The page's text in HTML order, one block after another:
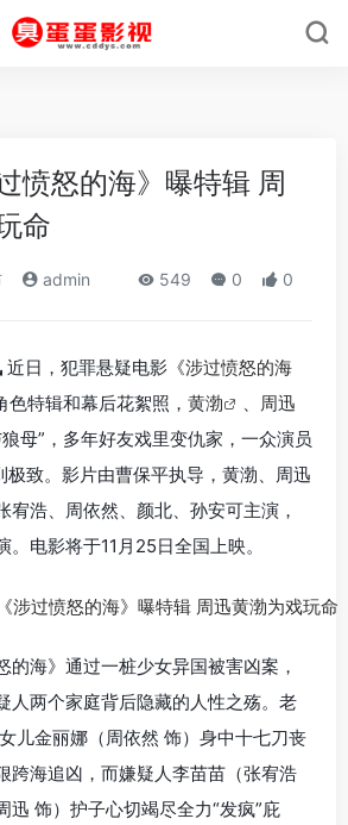
愤怒的海》曝特辑 周
命
admin 549 0 0
近日，犯罪悬疑电影《涉过愤怒的海
色特辑和幕后花絮照， 黄渤 、 周迅
母”，多年好友戏里变仇家，一众演员
极致。影片由曹保平执导，黄渤、周迅
宥浩、周依然、颜北、孙安可主演，
。电影将于11月25日全国上映。
的海》通过一桩少女异国被害凶案，
人两个家庭背后隐藏的人性之殇。老
儿金丽娜（周依然 饰）身中十七刀丧
跨海追凶，而嫌疑人李苗苗（张宥浩
迅 饰）护子心切竭尽全力“发疯”庇